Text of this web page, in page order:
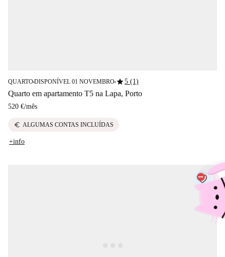
QUARTO■DISPONÍVEL 01 NOVEMBRO■star5 (1)
Quarto em apartamento T5 na Lapa, Porto
520 €/mês
euro ALGUMAS CONTAS INCLUÍDAS
+info